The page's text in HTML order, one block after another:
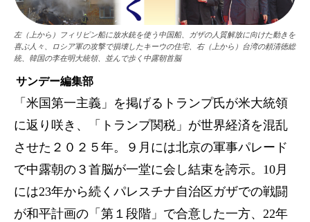
左（上から）フィリピン船に放水銃を使う中国船、ガザの人質解放に向けた動きを
喜ぶ人々、ロシア軍の攻撃で損壊したキーウの住宅、右（上から）台湾の頼清徳総
統、韓国の李在明大統領、並んで歩く中露朝首脳
サンデー編集部
「米国第一主義」を掲げるトランプ氏が米大統領
に返り咲き、「トランプ関税」が世界経済を混乱
させた２０２５年。９月には北京の軍事パレード
で中露朝の３首脳が一堂に会し結束を誇示。10月
には23年から続くパレスチナ自治区ガザでの戦闘
が和平計画の「第１段階」で合意した一方、22年